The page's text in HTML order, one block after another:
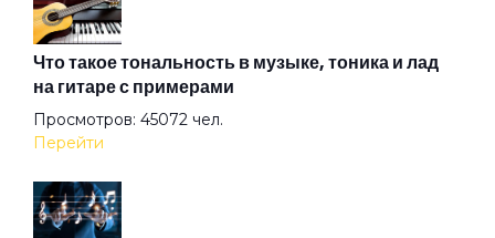
Радуйся
Романс
Секс и рок-н-ролл
Что такое тональность в музыке, тоника и лад
на гитаре с примерами
Просмотров: 45072 чел.
Перейти